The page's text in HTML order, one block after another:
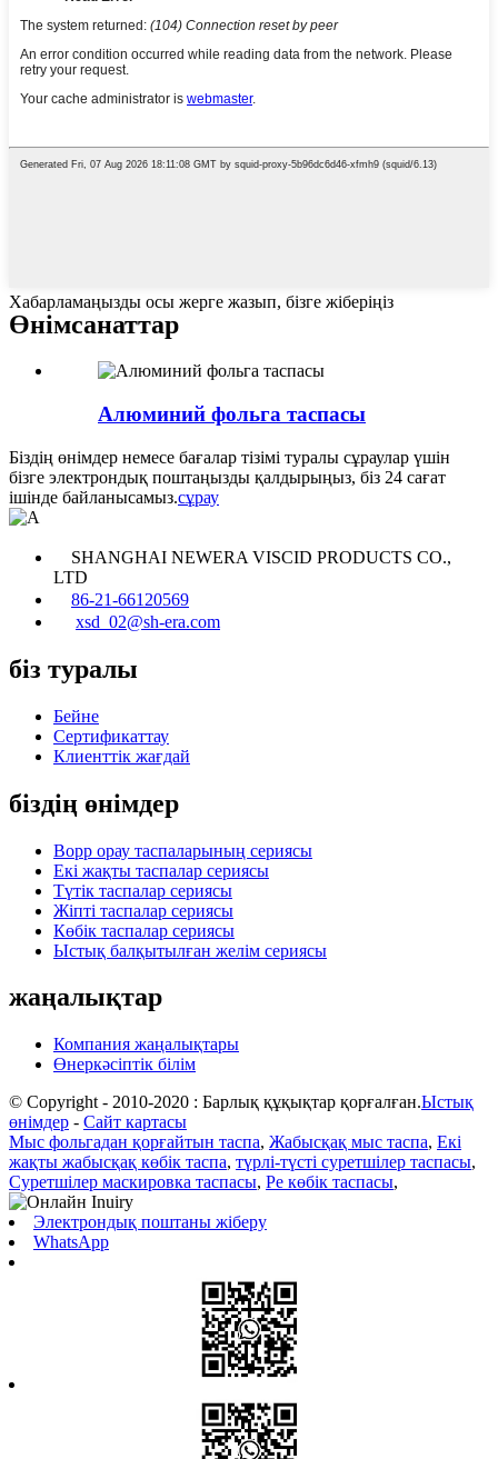
Хабарламаңызды осы жерге жазып, бізге жіберіңіз
Өнімсанаттар
Алюминий фольга таспасы
Біздің өнімдер немесе бағалар тізімі туралы сұраулар үшін
бізге электрондық поштаңызды қалдырыңыз, біз 24 сағат
ішінде байланысамыз.сұрау
SHANGHAI NEWERA VISCID PRODUCTS CO.,
LTD
86-21-66120569
xsd_02@sh-era.com
біз туралы
Бейне
Сертификаттау
Клиенттік жағдай
біздің өнімдер
Bopp орау таспаларының сериясы
Екі жақты таспалар сериясы
Түтік таспалар сериясы
Жіпті таспалар сериясы
Көбік таспалар сериясы
Ыстық балқытылған желім сериясы
жаңалықтар
Компания жаңалықтары
Өнеркәсіптік білім
© Copyright - 2010-2020 : Барлық құқықтар қорғалған.Ыстық
өнімдер - Сайт картасы
Мыс фольгадан қорғайтын таспа, Жабысқақ мыс таспа, Екі
жақты жабысқақ көбік таспа, түрлі-түсті суретшілер таспасы,
Суретшілер маскировка таспасы, Pe көбік таспасы,
Электрондық поштаны жіберу
WhatsApp